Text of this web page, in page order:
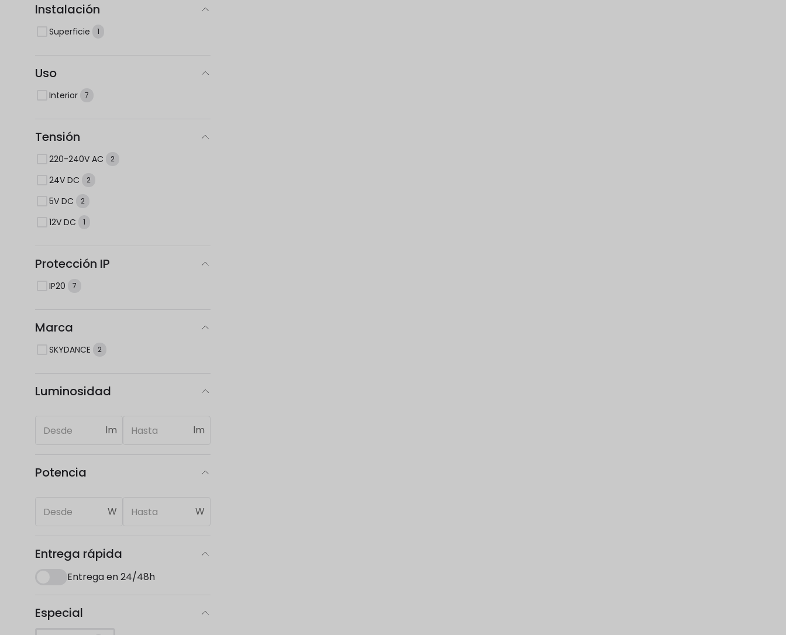
Instalación
Superficie 1
Uso
Interior 7
Tensión
220-240V AC 2
24V DC 2
5V DC 2
12V DC 1
Protección IP
IP20 7
Marca
SKYDANCE 2
Luminosidad
lm lm
Potencia
W W
Entrega rápida
Entrega en 24/48h
Especial